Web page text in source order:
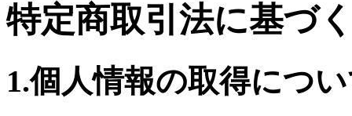
特定商取引法に基づ
1.個人情報の取得につ